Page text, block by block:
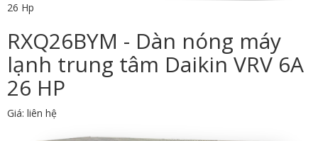
26 Hp
RXQ26BYM - Dàn nóng máy
lạnh trung tâm Daikin VRV 6A
26 HP
Giá: liên hệ